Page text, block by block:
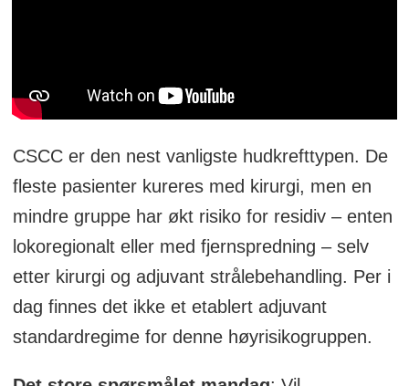
CSCC er den nest vanligste hudkrefttypen. De
fleste pasienter kureres med kirurgi, men en
mindre gruppe har økt risiko for residiv – enten
lokoregionalt eller med fjernspredning – selv
etter kirurgi og adjuvant strålebehandling. Per i
dag finnes det ikke et etablert adjuvant
standardregime for denne høyrisikogruppen.